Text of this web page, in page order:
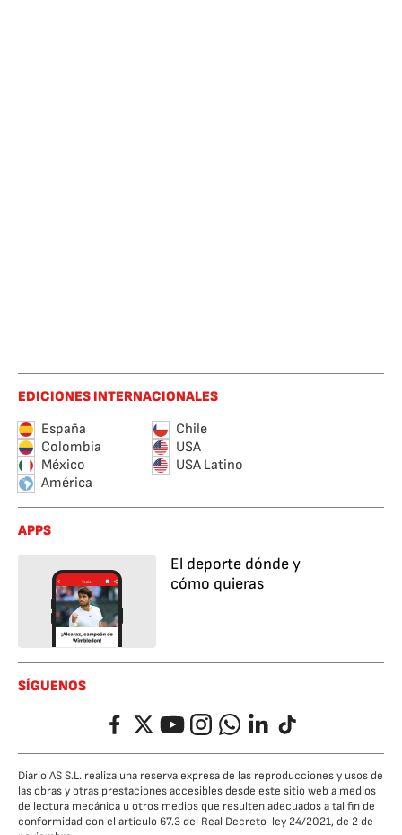
EDICIONES INTERNACIONALES
España
Chile
Colombia
USA
México
USA Latino
América
APPS
El deporte dónde y
cómo quieras
SÍGUENOS
FacebookTwitterYouTubeInstagramWhatsappLinkedIn
TikTok
Diario AS S.L. realiza una reserva expresa de las reproducciones y usos de
las obras y otras prestaciones accesibles desde este sitio web a medios
de lectura mecánica u otros medios que resulten adecuados a tal fin de
conformidad con el artículo 67.3 del Real Decreto-ley 24/2021, de 2 de